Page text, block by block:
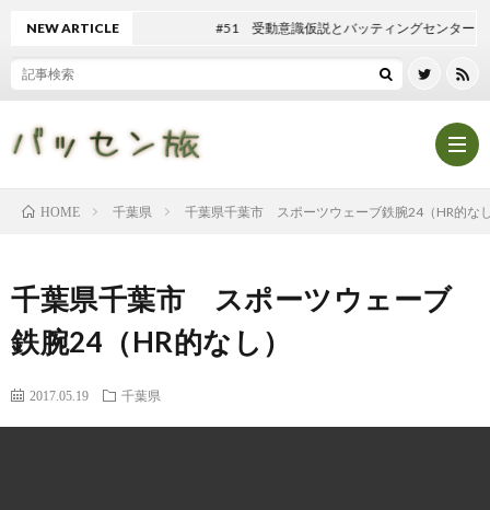
NEW ARTICLE #51 受動意識仮説とバッティングセンター
HOME 千葉県 千葉県千葉市 スポーツウェーブ鉄腕24（HR的な
千葉県千葉市 スポーツウェーブ
鉄腕24（HR的なし）
2017.05.19 千葉県